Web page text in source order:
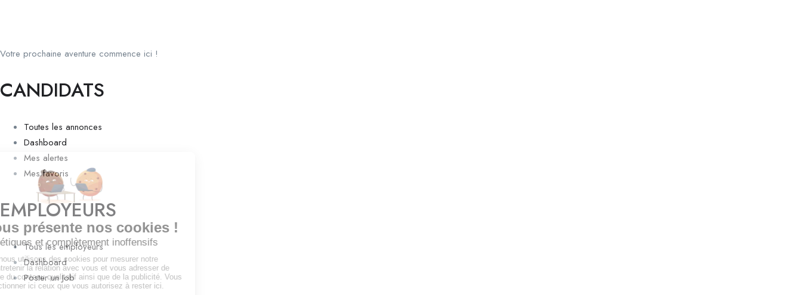
Votre prochaine aventure commence ici !
CANDIDATS
Toutes les annonces
Dashboard
Mes alertes
Mes favoris
EMPLOYEURS
Tous les employeurs
Dashboard
Poster un Job